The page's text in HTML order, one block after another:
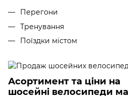
Перегони
Тренування
Поїздки містом
Асортимент та ціни на
шосейні велосипеди